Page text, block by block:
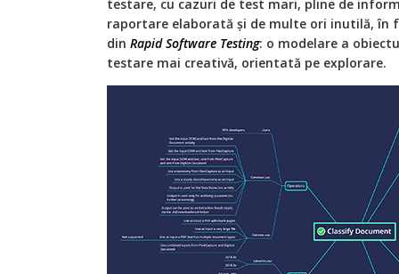
testare, cu cazuri de test mari, pline de
raportare elaborată și de multe ori inutilă, în
din Rapid Software Testing: o modelare a
testare mai creativă, orientată pe explorare.